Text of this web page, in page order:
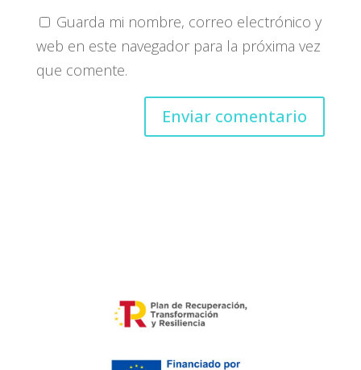
Guarda mi nombre, correo electrónico y
web en este navegador para la próxima vez
que comente.